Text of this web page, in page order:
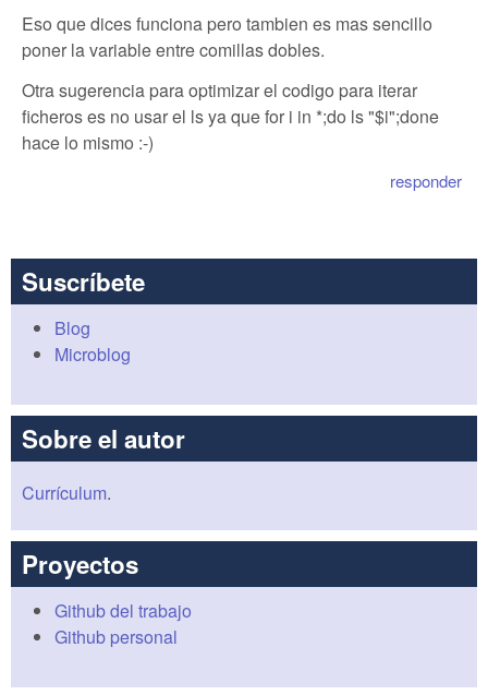
Eso que dices funciona pero tambien es mas sencillo
poner la variable entre comillas dobles.
Otra sugerencia para optimizar el codigo para iterar
ficheros es no usar el ls ya que for i in *;do ls "$i";done
hace lo mismo :-)
responder
Suscríbete
Blog
Microblog
Sobre el autor
Currículum.
Proyectos
Github del trabajo
Github personal